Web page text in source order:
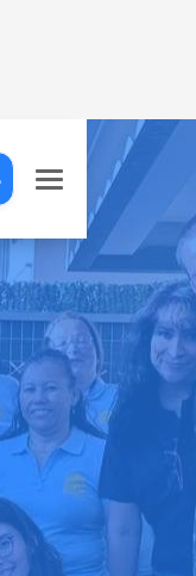
EN
con
que resalta
gratis